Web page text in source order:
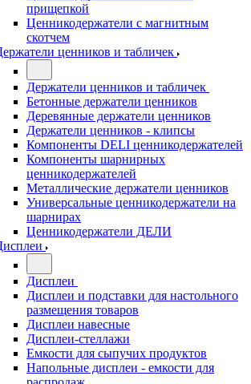
прищепкой
Ценникодержатели с магнитным
скотчем
ценников и табличек
Держатели ценников и табличек
Бетонные держатели ценников
Деревянные держатели ценников
Держатели ценников - клипсы
Компоненты DELI ценникодержателей
Компоненты шарнирных
ценникодержателей
Металлические держатели ценников
Универсальные ценникодержатели на
шарнирах
Ценникодержатели ДЕЛИ
Дисплеи
Дисплеи и подставки для настольного
размещения товаров
Дисплеи навесные
Дисплеи-стеллажи
Емкости для сыпучих продуктов
Напольные дисплеи - емкости для